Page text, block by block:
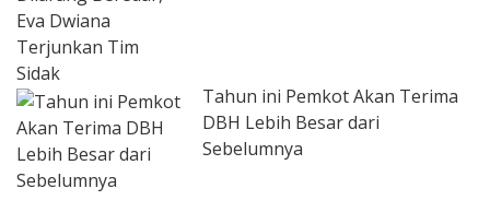
Tahun ini Pemkot Akan Terima
DBH Lebih Besar dari
Sebelumnya